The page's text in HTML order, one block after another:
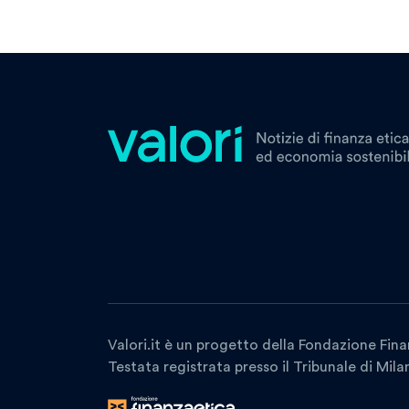
Valori.it è un progetto della Fondazione
Testata registrata presso il Tribunale di